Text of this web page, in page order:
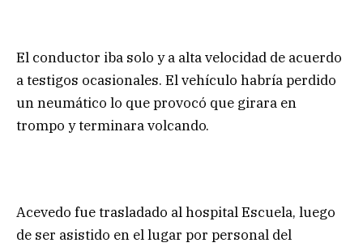
El conductor iba solo y a alta velocidad de acuerdo
a testigos ocasionales. El vehículo habría perdido
un neumático lo que provocó que girara en
trompo y terminara volcando.
Acevedo fue trasladado al hospital Escuela, luego
de ser asistido en el lugar por personal del